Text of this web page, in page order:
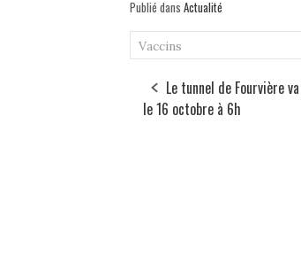
Publié dans Actualité
Vaccins
Le tunnel de Fourvière
le 16 octobre à 6h